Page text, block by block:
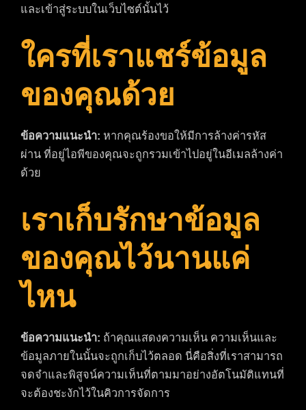
และเข้าสู่ระบบในเว็บไซต์นั้นไว้
ใครที่เราแชร์ข้อมูล
ของคุณด้วย
ข้อความแนะนำ: หากคุณร้องขอให้มีการล้างค่ารหัส
ผ่าน ที่อยู่ไอพีของคุณจะถูกรวมเข้าไปอยู่ในอีเมลล้างค่า
ด้วย
เราเก็บรักษาข้อมูล
ของคุณไว้นานแค่
ไหน
ข้อความแนะนำ: ถ้าคุณแสดงความเห็น ความเห็นและ
ข้อมูลภายในนั้นจะถูกเก็บไว้ตลอด นี่คือสิ่งที่เราสามารถ
จดจำและพิสูจน์ความเห็นที่ตามมาอย่างอัตโนมัติแทนที่
จะต้องชะงักไว้ในคิวการจัดการ